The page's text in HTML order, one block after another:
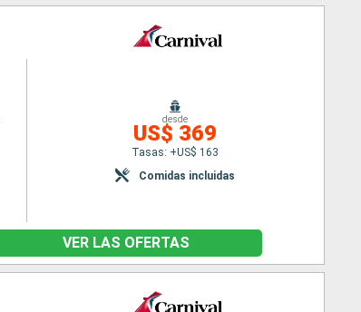
desde
US$ 369
Tasas: +US$ 163
Comidas incluidas
VER LAS OFERTAS